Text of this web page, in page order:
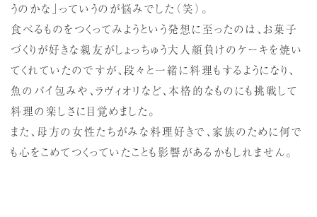
うのかな」っていうのが悩みでした（笑）。
食べるものをつくってみようという発想に至ったのは、お菓子
づくりが好きな親友がしょっちゅう大人顔負けのケーキを焼い
てくれていたのですが、段々と一緒に料理もするようになり、
魚のパイ包みや、ラヴィオリなど、本格的なものにも挑戦して
料理の楽しさに目覚めました。
また、母方の女性たちがみな料理好きで、家族のために何で
も心をこめてつくっていたことも影響があるかもしれません。